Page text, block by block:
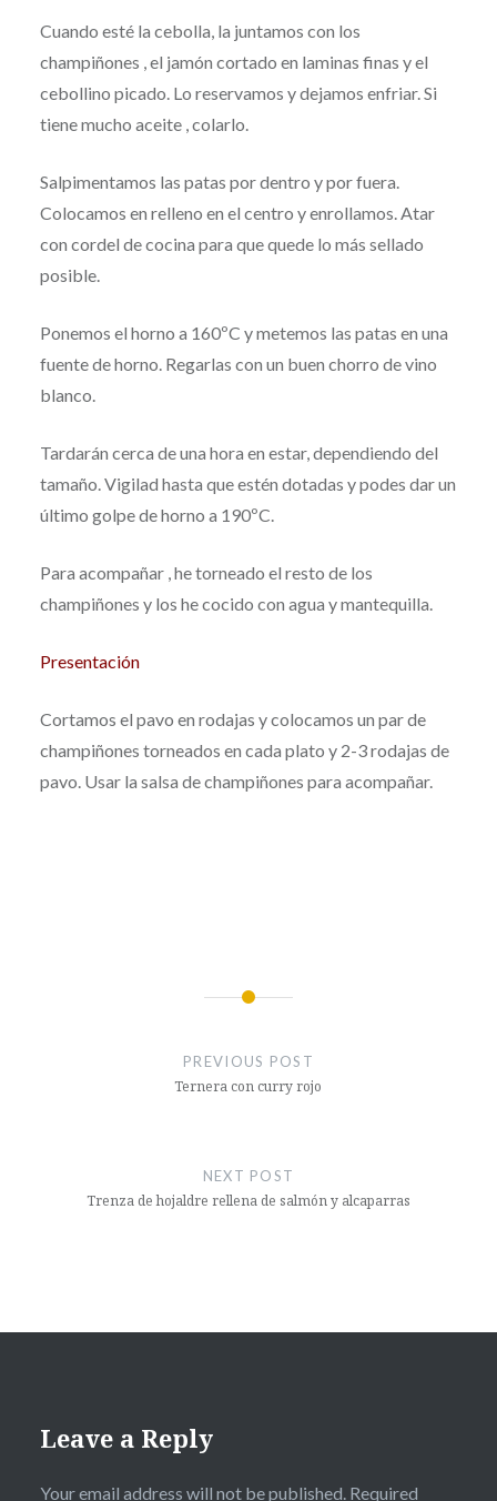
Cuando esté la cebolla, la juntamos con los
champiñones , el jamón cortado en laminas finas y el
cebollino picado. Lo reservamos y dejamos enfriar. Si
tiene mucho aceite , colarlo.
Salpimentamos las patas por dentro y por fuera.
Colocamos en relleno en el centro y enrollamos. Atar
con cordel de cocina para que quede lo más sellado
posible.
Ponemos el horno a 160ºC y metemos las patas en una
fuente de horno. Regarlas con un buen chorro de vino
blanco.
Tardarán cerca de una hora en estar, dependiendo del
tamaño. Vigilad hasta que estén dotadas y podes dar un
último golpe de horno a 190ºC.
Para acompañar , he torneado el resto de los
champiñones y los he cocido con agua y mantequilla.
Presentación
Cortamos el pavo en rodajas y colocamos un par de
champiñones torneados en cada plato y 2-3 rodajas de
pavo. Usar la salsa de champiñones para acompañar.
PREVIOUS POST
Ternera con curry rojo
NEXT POST
Trenza de hojaldre rellena de salmón y alcaparras
Leave a Reply
Your email address will not be published. Required